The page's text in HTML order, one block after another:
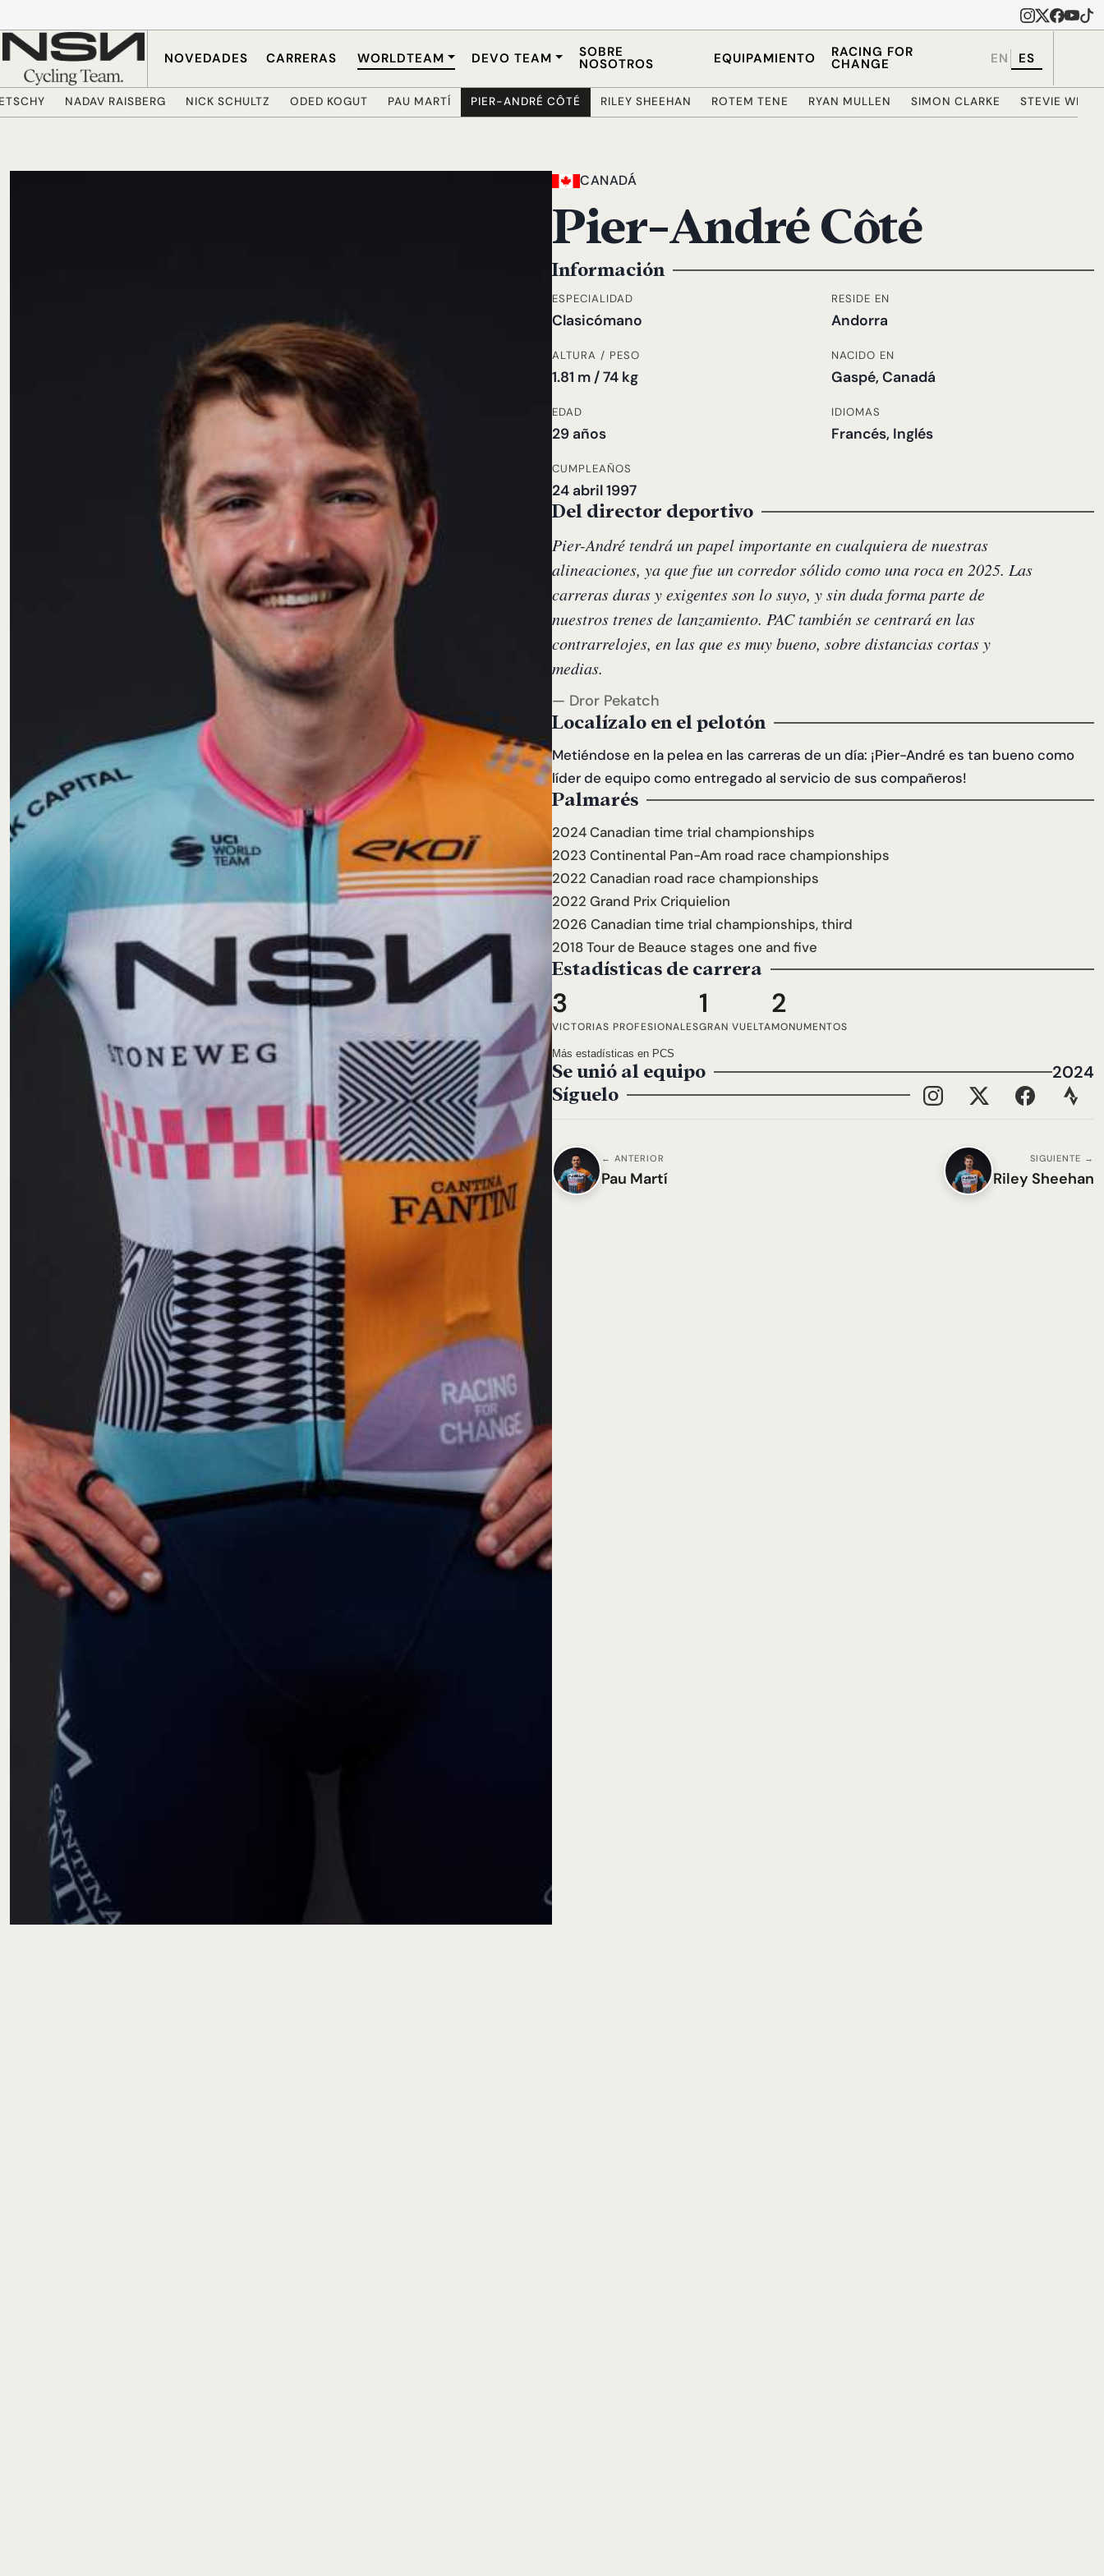
NOVEDADES CARRERAS WORLDTEAM DEVO TEAM SOBRE
NOSOTROS EQUIPAMIENTO RACING FOR
CHANGE EN ES
NADAV RAISBERG NICK SCHULTZ ODED KOGUT PAU MARTÍ PIER-ANDRÉ CÔTÉ RILEY SHEEHAN ROTEM TENE RYAN MULLEN SIMON CLARKE STEVIE
CANADÁ
Pier-André Côté
Información
ESPECIALIDAD
Clasicómano
ALTURA / PESO
1.81 m / 74 kg
EDAD
29 años
CUMPLEAÑOS
24 abril 1997
RESIDE EN
Andorra
NACIDO EN
Gaspé, Canadá
IDIOMAS
Francés, Inglés
Del director deportivo
Pier-André tendrá un papel importante en cualquiera de nuestras
alineaciones, ya que fue un corredor sólido como una roca en 2025. Las
carreras duras y exigentes son lo suyo, y sin duda forma parte de
nuestros trenes de lanzamiento. PAC también se centrará en las
contrarrelojes, en las que es muy bueno, sobre distancias cortas y
medias.
— Dror Pekatch
Localízalo en el pelotón
Metiéndose en la pelea en las carreras de un día: ¡Pier-André es tan bueno como
líder de equipo como entregado al servicio de sus compañeros!
Palmarés
2024 Canadian time trial championships
2023 Continental Pan-Am road race championships
2022 Canadian road race championships
2022 Grand Prix Criquielion
2026 Canadian time trial championships, third
2018 Tour de Beauce stages one and five
Estadísticas de carrera
3
VICTORIAS PROFESIONALES
1
GRAN VUELTA
2
MONUMENTOS
Más estadísticas en PCS
Se unió al equipo 2024
Síguelo
← ANTERIOR
Pau Martí
SIGUIENTE →
Riley Sheehan